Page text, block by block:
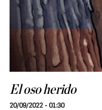
El oso herido
20/09/2022 - 01:30